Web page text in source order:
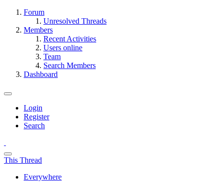
Forum
Unresolved Threads
Members
Recent Activities
Users online
Team
Search Members
Dashboard
Login
Register
Search
This Thread
Everywhere